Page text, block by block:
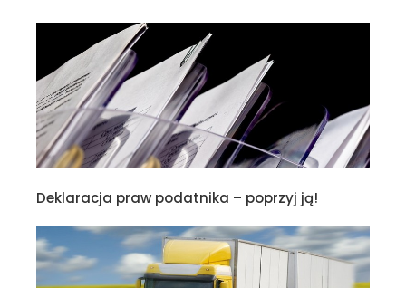
Deklaracja praw podatnika – poprzyj ją!